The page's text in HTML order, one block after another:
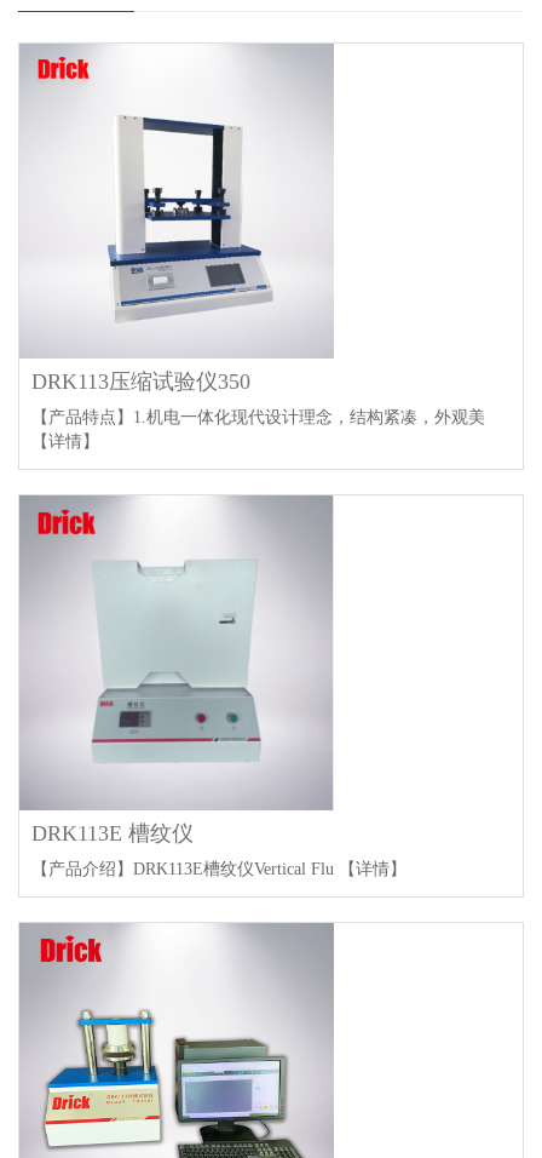
DRK113压缩试验仪350
【产品特点】1.机电一体化现代设计理念，结构紧凑，外观美
【详情】
DRK113E 槽纹仪
【产品介绍】DRK113E槽纹仪Vertical Flu 【详情】